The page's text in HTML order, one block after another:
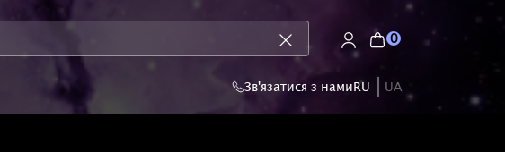
0
Зв'язатися з намиRU UA